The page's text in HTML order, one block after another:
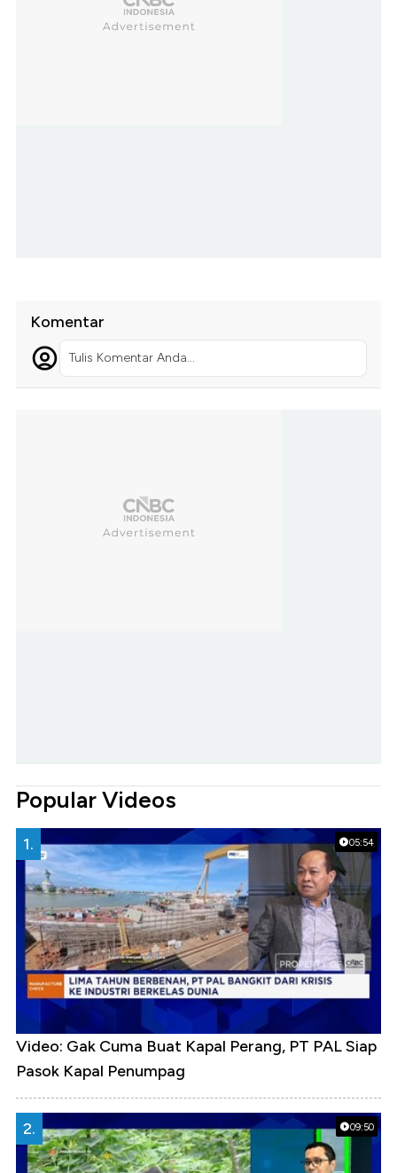
Komentar
Tulis Komentar Anda...
Popular Videos
05:54
1.
Video: Gak Cuma Buat Kapal Perang, PT PAL Siap
Pasok Kapal Penumpag
09:50
2.